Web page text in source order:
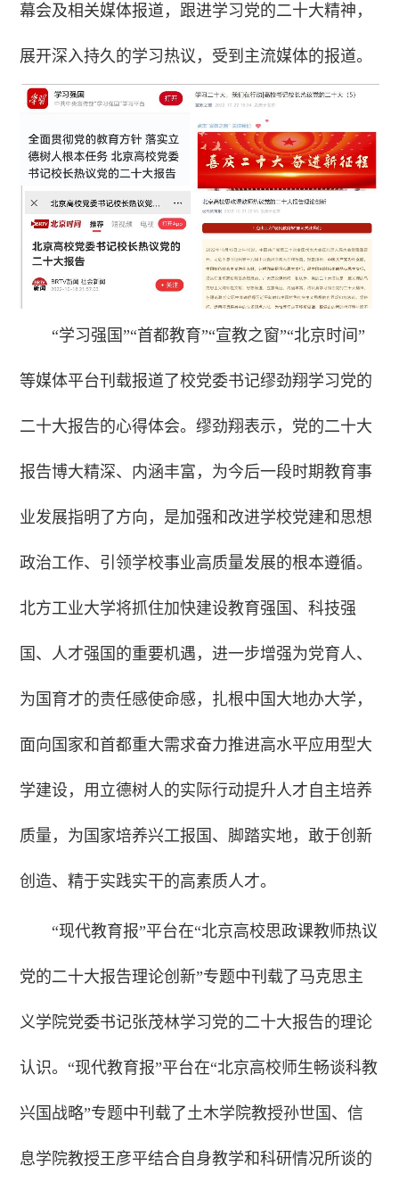
幕会及相关媒体报道，跟进学习党的二十大精神，
展开深入持久的学习热议，受到主流媒体的报道。
“学习强国”“首都教育”“宣教之窗”“北京时间”
等媒体平台刊载报道了校党委书记缪劲翔学习党的
二十大报告的心得体会。缪劲翔表示，党的二十大
报告博大精深、内涵丰富，为今后一段时期教育事
业发展指明了方向，是加强和改进学校党建和思想
政治工作、引领学校事业高质量发展的根本遵循。
北方工业大学将抓住加快建设教育强国、科技强
国、人才强国的重要机遇，进一步增强为党育人、
为国育才的责任感使命感，扎根中国大地办大学，
面向国家和首都重大需求奋力推进高水平应用型大
学建设，用立德树人的实际行动提升人才自主培养
质量，为国家培养兴工报国、脚踏实地，敢于创新
创造、精于实践实干的高素质人才。
“现代教育报”平台在“北京高校思政课教师热议
党的二十大报告理论创新”专题中刊载了马克思主
义学院党委书记张茂林学习党的二十大报告的理论
认识。“现代教育报”平台在“北京高校师生畅谈科教
兴国战略”专题中刊载了土木学院教授孙世国、信
息学院教授王彦平结合自身教学和科研情况所谈的